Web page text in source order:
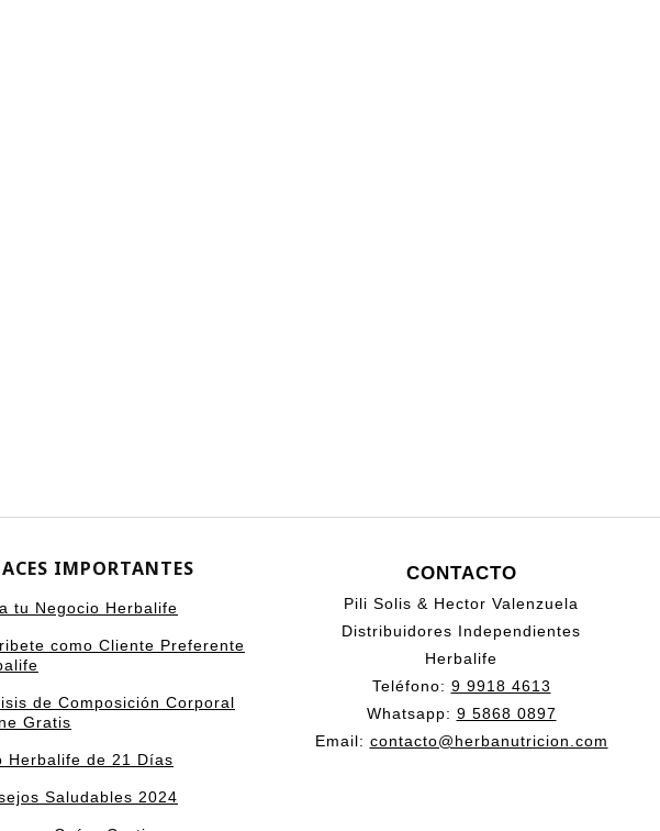
IMPORTANTES
tu Negocio Herbalife
como Cliente Preferente
de Composición Corporal
Gratis
Herbalife de 21 Días
Saludables 2024
CONTACTO
Pili Solis & Hector Valenzuela
Distribuidores Independientes
Herbalife
Teléfono: 9 9918 4613
Whatsapp: 9 5868 0897
Email: contacto@herbanutricion.com